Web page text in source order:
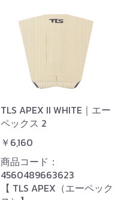
TLS APEX II WHITE｜エー
ペックス 2
￥6,160
商品コード：
4560489663623
【 TLS APEX（エーペック